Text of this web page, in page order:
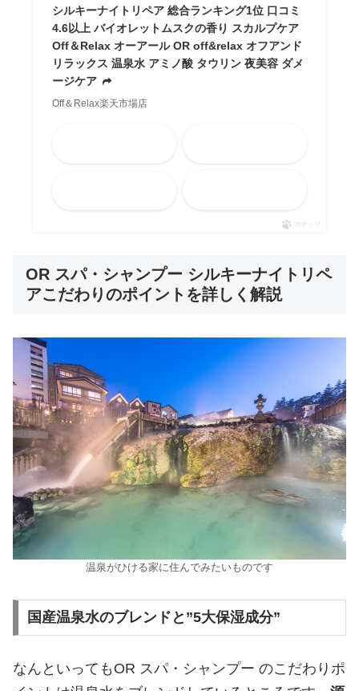
シルキーナイトリペア 総合ランキング1位 口コミ
4.6以上 バイオレットムスクの香り スカルプケア
Off＆Relax オーアール OR off&relax オフアンド
リラックス 温泉水 アミノ酸 タウリン 夜美容 ダメ
ージケア
Off＆Relax楽天市場店
ポチップ
OR スパ・シャンプー シルキーナイトリペ
アこだわりのポイントを詳しく解説
温泉がひける家に住んでみたいものです
国産温泉水のブレンドと”5大保湿成分”
なんといってもOR スパ・シャンプー のこだわりポ